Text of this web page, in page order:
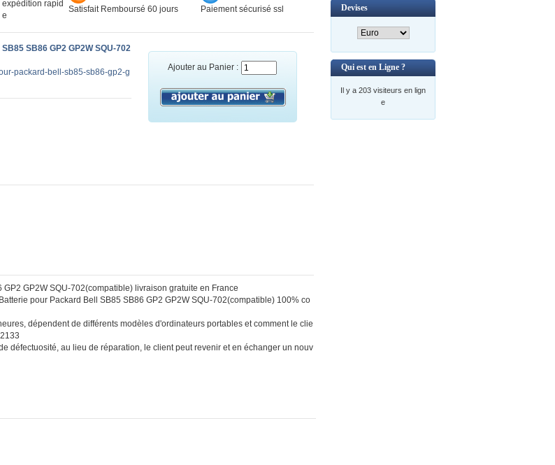
expédition rapid
e
Satisfait Remboursé 60 jours Paiement sécurisé ssl
Ajouter au Panier :
SB86 GP2 GP2W SQU-702
packard-bell-sb85-sb86-gp2-g
GP2W SQU-702(compatible) livraison gratuite en France
pour Packard Bell SB85 SB86 GP2 GP2W SQU-702(compatible) 100% co
dépendent de différents modèles d'ordinateurs portables et comment le clie
défectuosité, au lieu de réparation, le client peut revenir et en échanger un nouv
Devises
Qui est en Ligne ?
Il y a 203 visiteurs en lign
e